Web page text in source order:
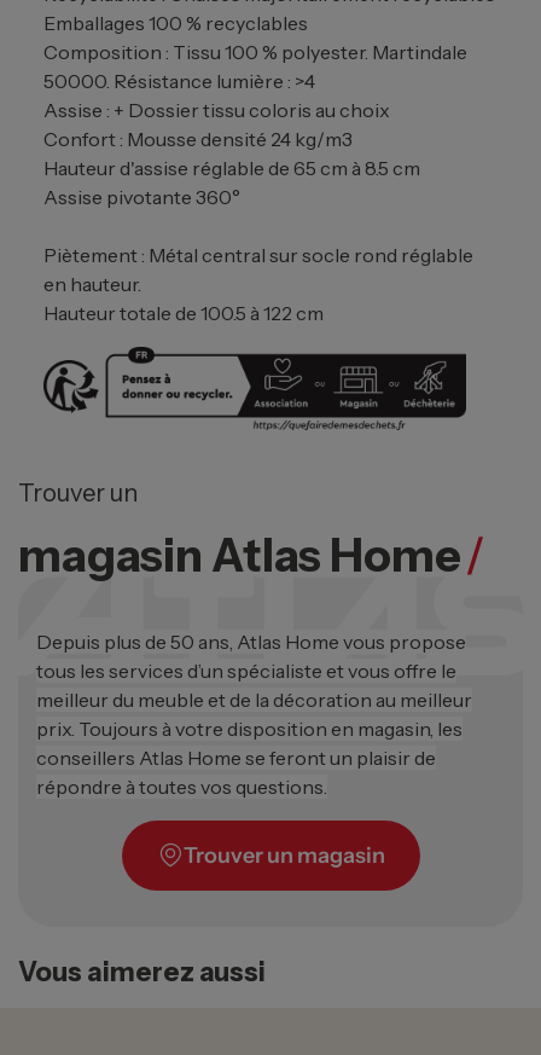
Emballages 100 % recyclables
Composition : Tissu 100 % polyester. Martindale
50000. Résistance lumière : >4
Assise : + Dossier tissu coloris au choix
Confort : Mousse densité 24 kg/m3
Hauteur d'assise réglable de 65 cm à 8.5 cm
Assise pivotante 360°
Piètement : Métal central sur socle rond réglable
en hauteur.
Hauteur totale de 100.5 à 122 cm
Trouver un
magasin Atlas Home/
Depuis plus de 50 ans, Atlas Home vous propose
tous les services d’un spécialiste et vous offre le
meilleur du meuble et de la décoration au meilleur
prix. Toujours à votre disposition en magasin, les
conseillers Atlas Home se feront un plaisir de
répondre à toutes vos questions.
Trouver un magasin
Vous aimerez aussi